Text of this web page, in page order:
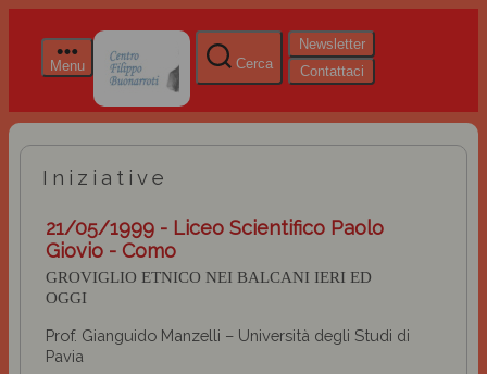
Menu Cerca
Newsletter
Contattaci
Iniziative
21/05/1999 - Liceo Scientifico Paolo
Giovio - Como
GROVIGLIO ETNICO NEI BALCANI IERI ED
OGGI
Prof. Gianguido Manzelli – Università degli Studi di
Pavia